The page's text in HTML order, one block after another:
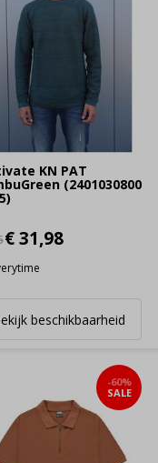
KN PAT
(2401030800
€ 31,98
beschikbaarheid
-60%
SALE